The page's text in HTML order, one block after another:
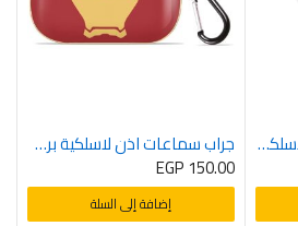
سماعات لينوفو LP40 اللاسلكية المدمجة والمحمولة، قطعة واحدة، إلغاء الضوضاء السلبية شبه داخل الأذن مع صوت جهير قوي، ميكروفون، تحكم ذكي باللمس، عمر بطارية طويل للغاية للرياضة – AIRPODS LENOVO LP40 WHITE جراب سماعات اذن لاسلكية برو 2 , الرجل الحديدي
EGP 150.00
إضافة إلى السلة